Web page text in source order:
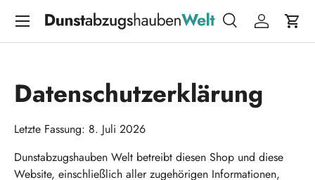
DIREKT ZUM INHALT
Suchen
SucheEinloggen
Menü
Datenschutzerklärung
Letzte Fassung: 8. Juli 2026
Dunstabzugshauben Welt betreibt diesen Shop und diese
Website, einschließlich aller zugehörigen Informationen,